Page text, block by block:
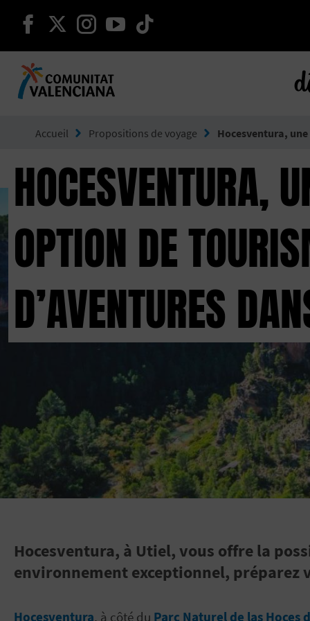
continuer sur facebook
continuer sur twitter
continuer sur instagram
continuer sur youtube
Accueil Propositions de voyage Hocesventura,
HOCESVENTURA,
OPTION DE
D’AVENTURES
Hocesventura, à Utiel, vous offre la
environnement exceptionnel, préparez
Hocesventura, à côté du Parc Naturel de las Hoces